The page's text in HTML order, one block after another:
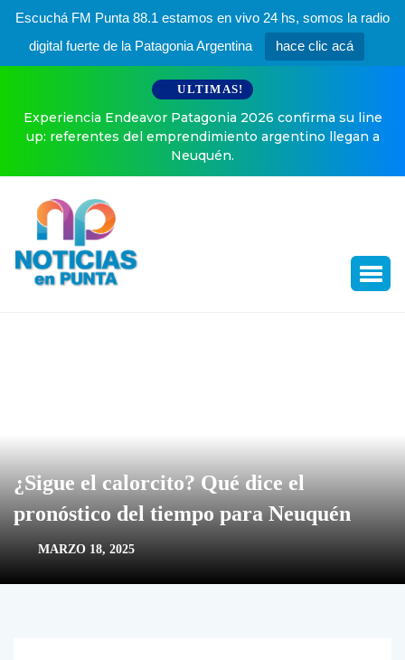
Escuchá FM Punta 88.1 estamos en vivo 24 hs, somos la radio
digital fuerte de la Patagonia Argentina
hace clic acá
ULTIMAS!
Experiencia Endeavor Patagonia 2026 confirma su line
up: referentes del emprendimiento argentino llegan a
Neuquén.
¿Sigue el calorcito? Qué dice el
pronóstico del tiempo para Neuquén
MARZO 18, 2025